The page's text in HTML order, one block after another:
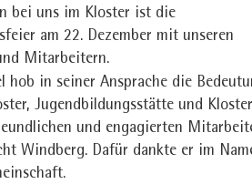
bei uns im Kloster ist die
am 22. Dezember mit unseren
Mitarbeitern.
hob in seiner Ansprache die
Jugendbildungsstätte und
und engagierten
Windberg. Dafür dankte er im